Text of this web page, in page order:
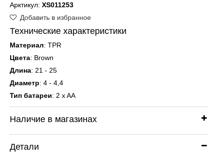
Арктикул: XS011253
Добавить в избранное
Технические характеристики
Материал: TPR
Цвета: Brown
Длина: 21 - 25
Диаметр: 4 - 4,4
Тип батареи: 2 x AA
Наличие в магазинах
Детали